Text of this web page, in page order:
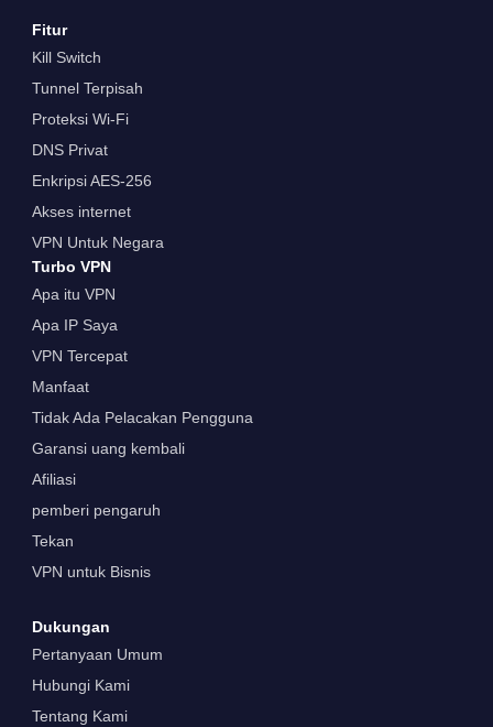
Fitur
Kill Switch
Tunnel Terpisah
Proteksi Wi-Fi
DNS Privat
Enkripsi AES-256
Akses internet
VPN Untuk Negara
Turbo VPN
Apa itu VPN
Apa IP Saya
VPN Tercepat
Manfaat
Tidak Ada Pelacakan Pengguna
Garansi uang kembali
Afiliasi
pemberi pengaruh
Tekan
VPN untuk Bisnis
Dukungan
Pertanyaan Umum
Hubungi Kami
Tentang Kami